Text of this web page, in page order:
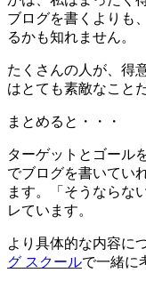
ブログを書くよりも
るかも知れません。
たくさんの人が、得
はとても素敵なこと
まとめると・・・
ターゲットとゴール
でブログを書いてい
ます。「そうならな
レています。
より具体的な内容に
グ スクールで一緒に